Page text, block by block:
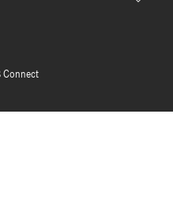
Connect